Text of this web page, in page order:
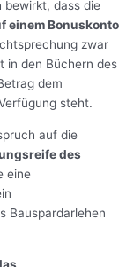
bewirkt, dass die
einem Bonuskonto
zwar
in den Büchern des
dem
steht.
auf die
des
eine
Bauspardarlehen